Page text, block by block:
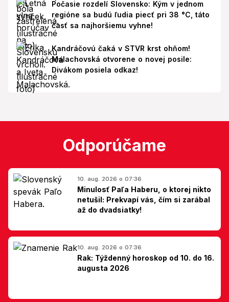
Počasie rozdelí Slovensko: Kým v jednom
regióne sa budú ľudia piecť pri 38 °C, táto
časť sa najhoršiemu vyhne!
Kandráčovú čaká v STVR krst ohňom!
Malachovská otvorene o novej posile:
Divákom posiela odkaz!
Odporúčame
10. aug. 2026 o 07:36
Minulosť Paľa Haberu, o ktorej nikto
netušil: Prekvapí vás, čím si zarábal
až do dvadsiatky!
10. aug. 2026 o 07:36
Rak: Týždenný horoskop od 10. do 16.
augusta 2026